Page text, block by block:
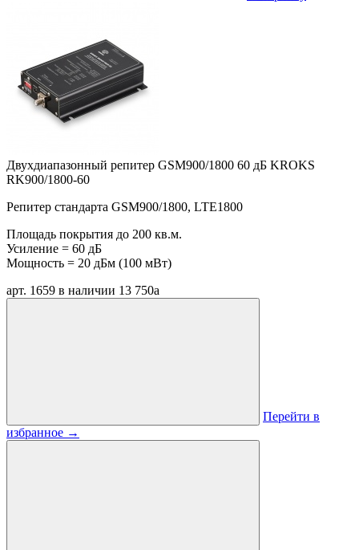
Двухдиапазонный репитер GSM900/1800 60 дБ KROKS
RK900/1800-60
Репитер стандарта GSM900/1800, LTE1800
Площадь покрытия до 200 кв.м.
Усиление = 60 дБ
Мощность = 20 дБм (100 мВт)
арт. 1659 в наличии 13 750a
Перейти в
избранное →